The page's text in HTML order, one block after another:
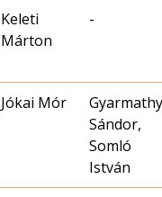
Keleti
Márton
-
Jókai Mór
Gyarmathy
Sándor,
Somló
István